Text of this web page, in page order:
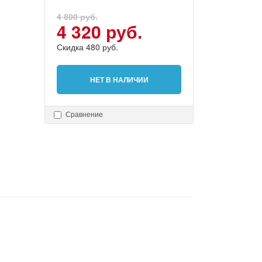
4 800 руб.
4 320 руб.
Скидка 480 руб.
НЕТ В НАЛИЧИИ
Сравнение